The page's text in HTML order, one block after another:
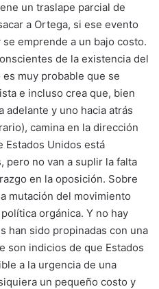
un traslape parcial de
a Ortega, si ese evento
emprende a un bajo costo.
de la existencia del
muy probable que se
e incluso crea que, bien
adelante y uno hacia atrás
camina en la dirección
Estados Unidos está
pero no van a suplir la falta
en la oposición. Sobre
mutación del movimiento
orgánica. Y no hay
han sido propinadas con una
son indicios de que Estados
a la urgencia de una
un pequeño costo y